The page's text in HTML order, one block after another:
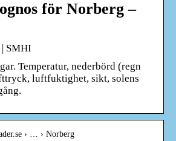
för Norberg –
SMHI
Temperatur, nederbörd (regn
luftfuktighet, sikt, solens
› … › Norberg